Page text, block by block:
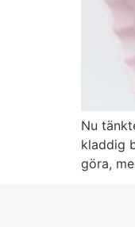
Nu
kladdig
göra,